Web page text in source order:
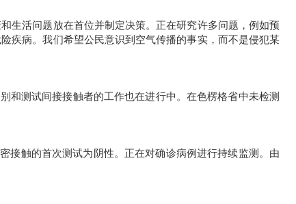
生活问题放在首位并制定决策。正在研究许多问题，例如预
疾病。我们希望公民意识到空气传播的事实，而不是侵犯某
和测试间接接触者的工作也在进行中。在色楞格省中未检测
接触的首次测试为阴性。正在对确诊病例进行持续监测。由